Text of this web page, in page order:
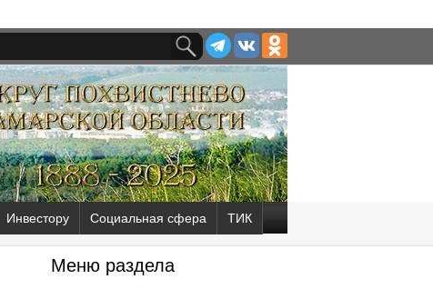
Инвестору Социальная сфера ТИК
Меню раздела